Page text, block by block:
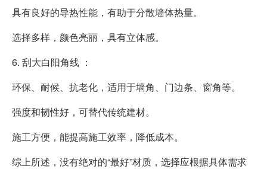
具有良好的导热性能，有助于分散墙体热量。
选择多样，颜色亮丽，具有立体感。
6. 刮大白阳角线 ：
环保、耐候、抗老化，适用于墙角、门边条、窗角等。
强度和韧性好，可替代传统建材。
施工方便，能提高施工效率，降低成本。
综上所述，没有绝对的“最好”材质，选择应根据具体需求